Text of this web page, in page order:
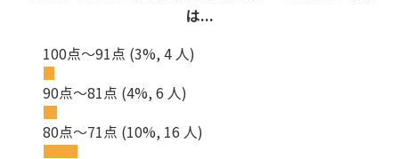
は...
100点～91点 (3%, 4 人)
90点～81点 (4%, 6 人)
80点～71点 (10%, 16 人)